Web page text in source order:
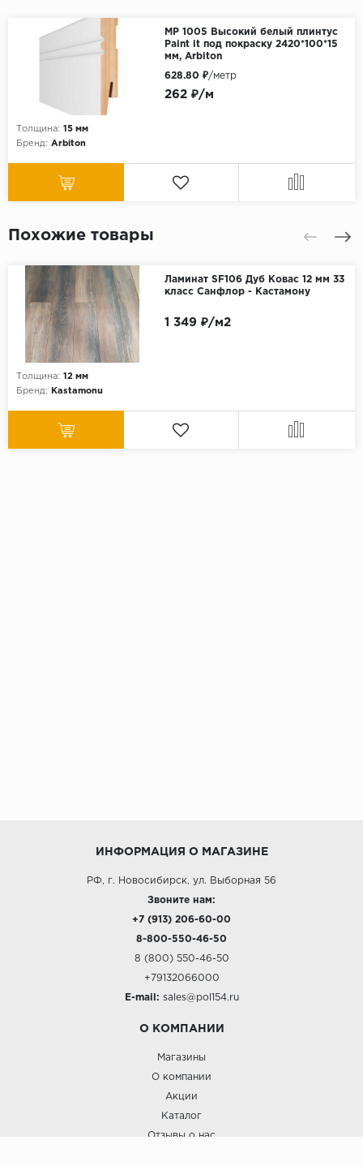
МР 1005 Высокий белый плинтус
Paint it под покраску 2420*100*15
мм, Arbiton
Толщина: 15 мм
Бренд: Arbiton
262 ₽/м
628.80 ₽/метр
Похожие товары
Ламинат SF106 Дуб Ковас 12 мм 33
класс Санфлор - Кастамону
Толщина: 12 мм
Бренд:
Kastamonu
1 349 ₽/м2
ИНФОРМАЦИЯ О МАГАЗИНЕ
РФ, г. Новосибирск, ул. Выборная 56
Звоните нам:
+7 (913) 206-60-00
8-800-550-46-50
8 (800) 550-46-50
+79132066000
E-mail: sales@pol154.ru
О КОМПАНИИ
Магазины
О компании
Акции
Каталог
Отзывы о нас